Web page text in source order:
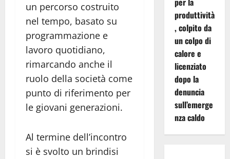
un percorso costruito
nel tempo, basato su
programmazione e
lavoro quotidiano,
rimarcando anche il
ruolo della società come
punto di riferimento per
le giovani generazioni.
Al termine dell’incontro
si è svolto un brindisi
produttività
, colpito da
un colpo di
calore e
licenziato
dopo la
denuncia
sull’emerge
nza caldo